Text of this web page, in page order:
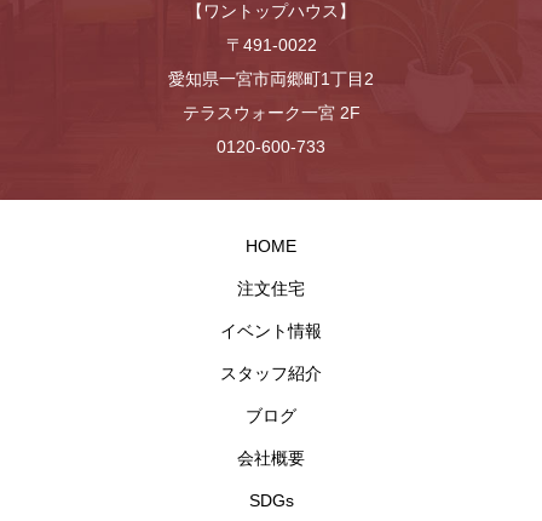
【ワントップハウス】
〒491-0022
愛知県一宮市両郷町1丁目2
テラスウォーク一宮 2F
0120-600-733
HOME
注文住宅
イベント情報
スタッフ紹介
ブログ
会社概要
SDGs